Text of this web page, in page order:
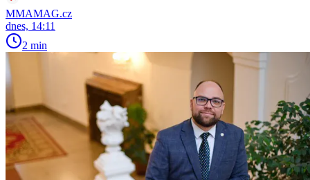
MMAMAG.cz
dnes, 14:11
2 min